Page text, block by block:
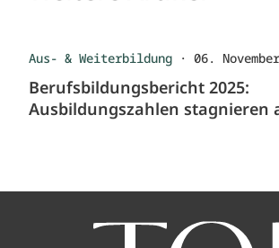
Aus- & Weiterbildung · 06.
Berufsbildungsbericht 2025:
Ausbildungszahlen stagnieren